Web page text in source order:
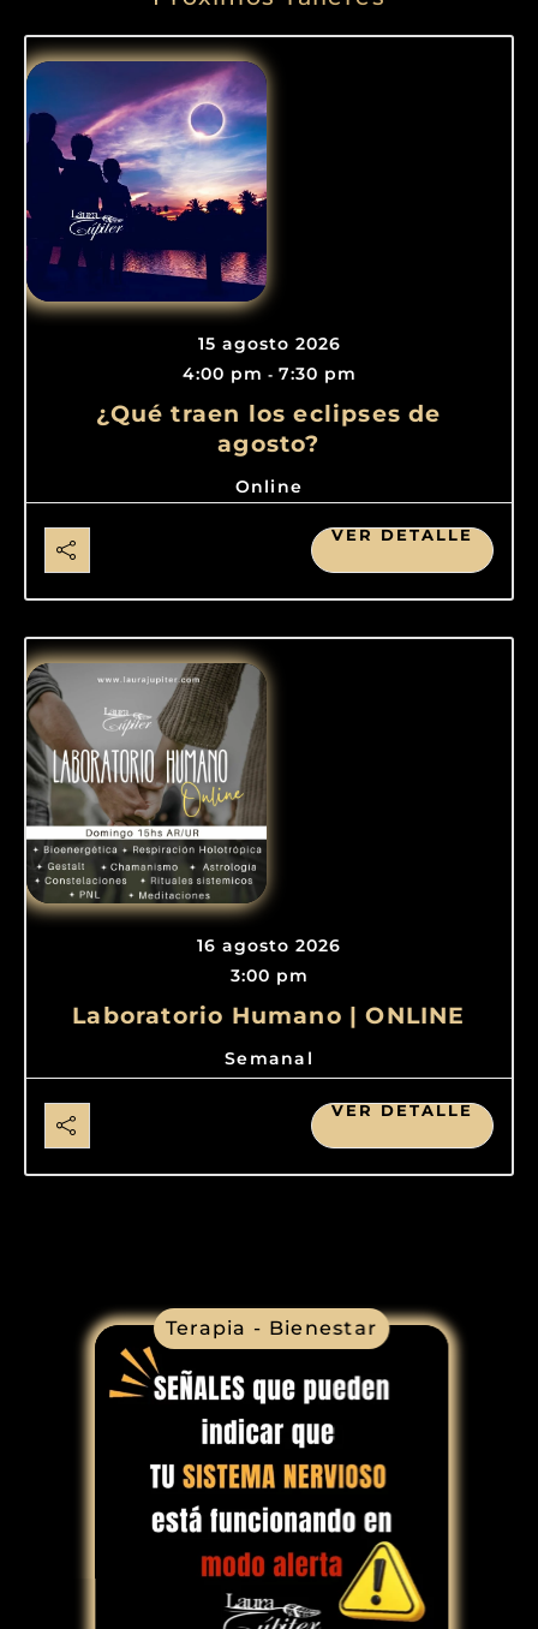
15 agosto 2026
4:00 pm - 7:30 pm
¿Qué traen los eclipses de
agosto?
Online
VER DETALLE
16 agosto 2026
3:00 pm
Laboratorio Humano | ONLINE
Semanal
VER DETALLE
Terapia - Bienestar